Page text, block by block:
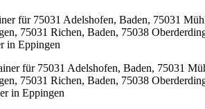
in Eppingen
in Eppingen